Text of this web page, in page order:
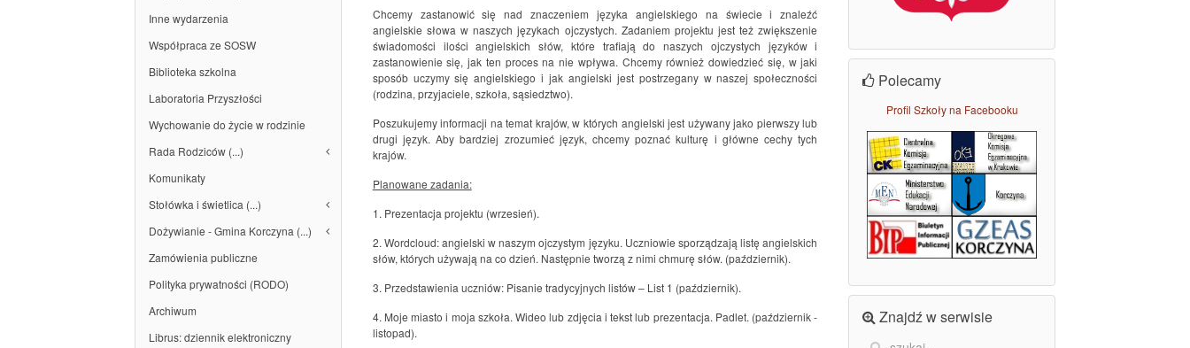
Chcemy zastanowić się nad znaczeniem języka angielskiego na świecie i znaleźć
angielskie słowa w naszych językach ojczystych. Zadaniem projektu jest też zwiększenie
świadomości ilości angielskich słów, które trafiają do naszych ojczystych języków i
zastanowienie się, jak ten proces na nie wpływa. Chcemy również dowiedzieć się, w jaki
sposób uczymy się angielskiego i jak angielski jest postrzegany w naszej społeczności
(rodzina, przyjaciele, szkoła, sąsiedztwo).
Poszukujemy informacji na temat krajów, w których angielski jest używany jako pierwszy lub
drugi język. Aby bardziej zrozumieć język, chcemy poznać kulturę i główne cechy tych
krajów.
Planowane zadania:
1. Prezentacja projektu (wrzesień).
2. Wordcloud: angielski w naszym ojczystym języku. Uczniowie sporządzają listę angielskich
słów, których używają na co dzień. Następnie tworzą z nimi chmurę słów. (październik).
3. Przedstawienia uczniów: Pisanie tradycyjnych listów – List 1 (październik).
4. Moje miasto i moja szkoła. Wideo lub zdjęcia i tekst lub prezentacja. Padlet. (październik -
listopad).
Inne wydarzenia
Współpraca ze SOSW
Biblioteka szkolna
Laboratoria Przyszłości
Wychowanie do życie w rodzinie
Rada Rodziców (...)
Komunikaty
Stołówka i świetlica (...)
Dożywianie - Gmina Korczyna (...)
Zamówienia publiczne
Polityka prywatności (RODO)
Archiwum
Librus: dziennik elektroniczny
Polecamy
Profil Szkoły na Facebooku
Znajdź w serwisie